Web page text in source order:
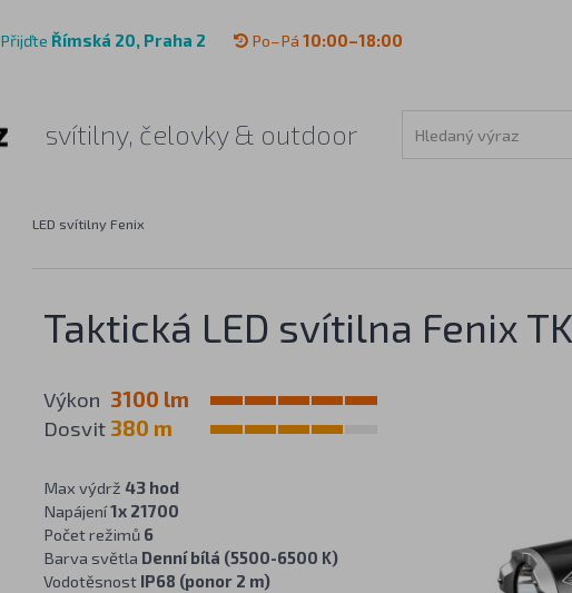
Přijďte Římská 20, Praha 2 Po–Pá 10:00–18:00
svítilny, čelovky & outdoor
LED svítilny Fenix
Taktická LED svítilna Fenix
Výkon 3100 lm
Dosvit 380 m
Max výdrž 43 hod
Napájení1x 21700
Počet režimů 6
Barva světla Denní bílá (5500-6500 K)
Vodotěsnost IP68 (ponor 2 m)